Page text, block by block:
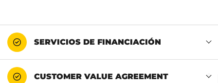
SERVICIOS DE FINANCIACIÓN
CUSTOMER VALUE AGREEMENT